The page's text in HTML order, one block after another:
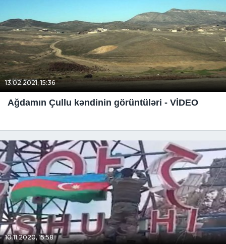
13.02.2021, 15:36
Ağdamın Çullu kəndinin görüntüləri - VİDEO
10.11.2020, 15:58